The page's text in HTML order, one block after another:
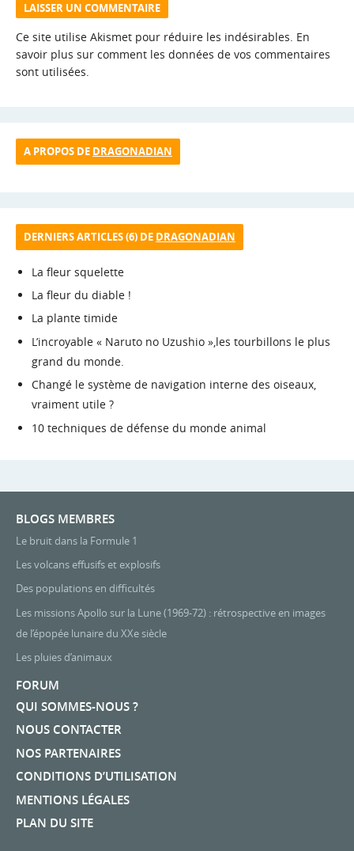
Ce site utilise Akismet pour réduire les indésirables. En
savoir plus sur comment les données de vos commentaires
sont utilisées
A PROPOS DE DRAGONADIAN
DERNIERS ARTICLES (6) DE DRAGONADIAN
La fleur squelette
La fleur du diable !
La plante timide
L’incroyable « Naruto no Uzushio »,les tourbillons le plus
grand du monde.
Changé le système de navigation interne des oiseaux,
vraiment utile ?
10 techniques de défense du monde animal
BLOGS MEMBRES
Le bruit dans la Formule 1
Les volcans effusifs et explosifs
Des populations en difficultés
Les missions Apollo sur la Lune (1969-72) : rétrospective en images
de l’épopée lunaire du XXe siècle
Les pluies d’animaux
FORUM
QUI SOMMES-NOUS ?
NOUS CONTACTER
NOS PARTENAIRES
CONDITIONS D’UTILISATION
MENTIONS LÉGALES
PLAN DU SITE